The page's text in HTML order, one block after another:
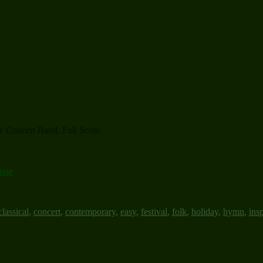
, concert, contemporary, easy, festival, folk, holiday, hymn,